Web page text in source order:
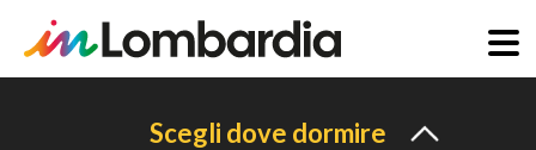
Scegli dove dormire